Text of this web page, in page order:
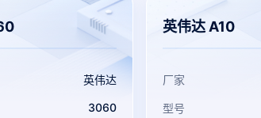
英伟达
3060
英伟达 A10
厂家
型号